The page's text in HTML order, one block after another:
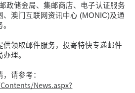
政储金局、集邮商店、电子认证服务
、澳门互联网资讯中心 (MONIC)及通
供领取邮件服务，投寄特快专递邮件
理。
请参考：
News.aspx?